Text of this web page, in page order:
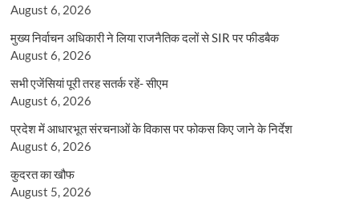
August 6, 2026
मुख्य निर्वाचन अधिकारी ने लिया राजनैतिक दलों से SIR पर फीडबैक
August 6, 2026
सभी एजेंसियां पूरी तरह सतर्क रहें- सीएम
August 6, 2026
प्रदेश में आधारभूत संरचनाओं के विकास पर फोकस किए जाने के निर्देश
August 6, 2026
कुदरत का खौफ
August 5, 2026